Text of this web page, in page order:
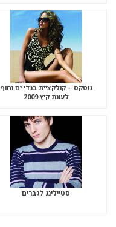
גוטקס – קולקציית בגדי ים וחוף
לעונת קיץ 2009
סטיילינג לגברים